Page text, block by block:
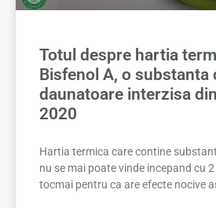
Totul despre hartia
Bisfenol A, o substanta
daunatoare interzisa
2020
Hartia termica care contine
nu se mai poate vinde incepand cu
tocmai pentru ca are efecte nocive